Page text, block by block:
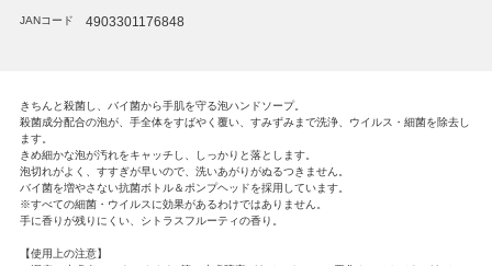
JANコード 4903301176848
きちんと殺菌し、バイ菌から手肌を守る泡ハンドソープ。
殺菌成分配合の泡が、手全体をすばやく覆い、すみずみまで洗浄、ウイルス・細菌を除去し
ます。
きめ細かな泡が汚れをキャッチし、しっかりと落とします。
泡切れがよく、すすぎが早いので、洗いあがりがぬるつきません。
バイ菌を増やさない抗菌ボトル＆ポンプヘッドを採用しています。
※すべての細菌・ウイルスに効果があるわけではありません。
手に香りが残りにくい、シトラスフルーティの香り。
【使用上の注意】